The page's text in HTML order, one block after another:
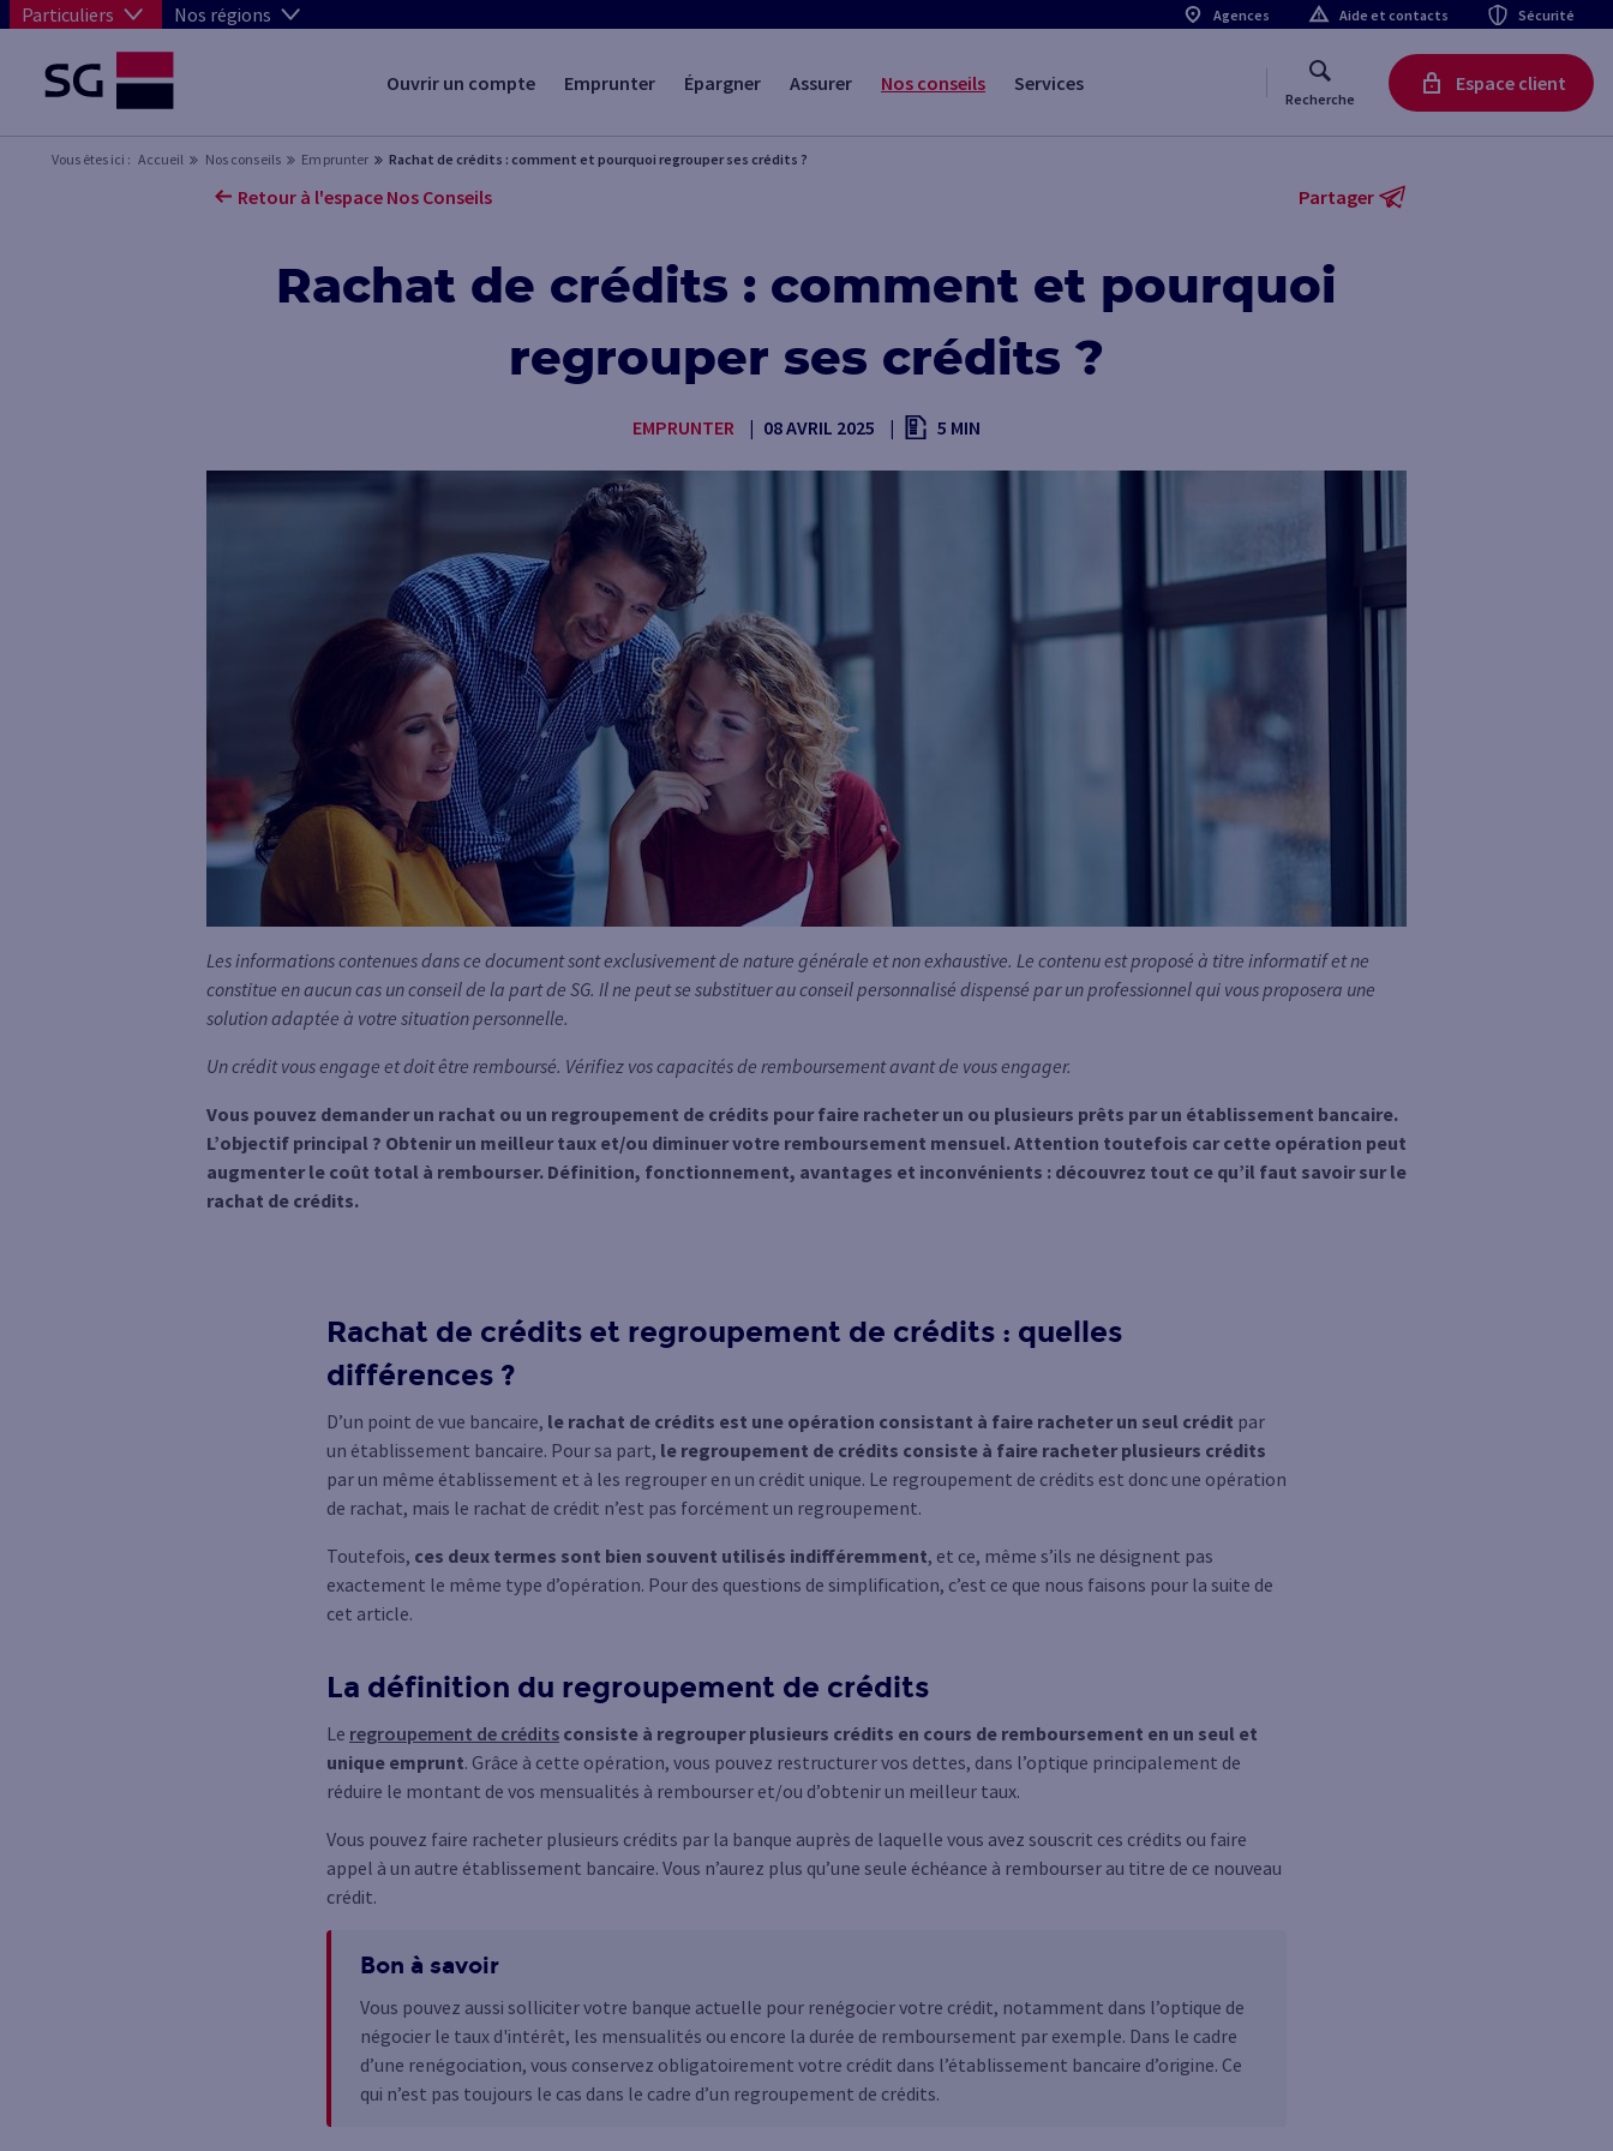
Particuliers Nos régions Agences Aide et contacts Sécurité
Ouvrir un compte Emprunter Épargner Assurer Nos conseils Services
Recherche
Espace client
Vous êtes ici : Accueil Nos conseils Emprunter Rachat de crédits : comment et pourquoi regrouper ses crédits ?
Retour à l'espace Nos Conseils Partager
Rachat de crédits : comment et pourquoi
regrouper ses crédits ?
EMPRUNTER 08 AVRIL 2025 5 MIN
Les informations contenues dans ce document sont exclusivement de nature générale et non exhaustive. Le contenu est proposé à titre informatif et ne
constitue en aucun cas un conseil de la part de SG. Il ne peut se substituer au conseil personnalisé dispensé par un professionnel qui vous proposera une
solution adaptée à votre situation personnelle.
Un crédit vous engage et doit être remboursé. Vérifiez vos capacités de remboursement avant de vous engager.
Vous pouvez demander un rachat ou un regroupement de crédits pour faire racheter un ou plusieurs prêts par un établissement bancaire.
L’objectif principal ? Obtenir un meilleur taux et/ou diminuer votre remboursement mensuel. Attention toutefois car cette opération peut
augmenter le coût total à rembourser. Définition, fonctionnement, avantages et inconvénients : découvrez tout ce qu’il faut savoir sur le
rachat de crédits.
Rachat de crédits et regroupement de crédits : quelles
différences ?
D’un point de vue bancaire, le rachat de crédits est une opération consistant à faire racheter un seul crédit par
un établissement bancaire. Pour sa part, le regroupement de crédits consiste à faire racheter plusieurs crédits
par un même établissement et à les regrouper en un crédit unique. Le regroupement de crédits est donc une opération
de rachat, mais le rachat de crédit n’est pas forcément un regroupement.
Toutefois, ces deux termes sont bien souvent utilisés indifféremment, et ce, même s’ils ne désignent pas
exactement le même type d’opération. Pour des questions de simplification, c’est ce que nous faisons pour la suite de
cet article.
La définition du regroupement de crédits
Le regroupement de crédits consiste à regrouper plusieurs crédits en cours de remboursement en un seul et
unique emprunt. Grâce à cette opération, vous pouvez restructurer vos dettes, dans l’optique principalement de
réduire le montant de vos mensualités à rembourser et/ou d’obtenir un meilleur taux.
Vous pouvez faire racheter plusieurs crédits par la banque auprès de laquelle vous avez souscrit ces crédits ou faire
appel à un autre établissement bancaire. Vous n’aurez plus qu’une seule échéance à rembourser au titre de ce nouveau
crédit.
Bon à savoir
Vous pouvez aussi solliciter votre banque actuelle pour renégocier votre crédit, notamment dans l’optique de
négocier le taux d'intérêt, les mensualités ou encore la durée de remboursement par exemple. Dans le cadre
d’une renégociation, vous conservez obligatoirement votre crédit dans l’établissement bancaire d’origine. Ce
qui n’est pas toujours le cas dans le cadre d’un regroupement de crédits.